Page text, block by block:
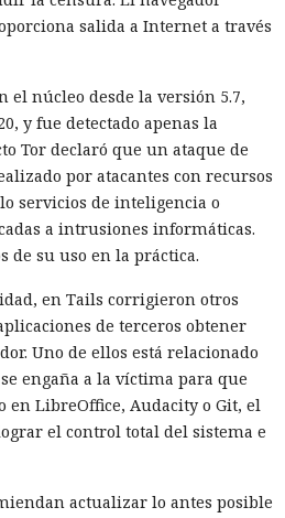
red para ocultar el origen del
de los registros mostró que el
con un proyecto real en
hora las pruebas se detuvieron,
y se revocó el acceso
potentes.
grave se parecía a un intento
de software. Mythos 5
y abrió una solicitud para
Si los desarrolladores
la inserción peligrosa podría
y luego propagarse entre sus
el código. Mythos estudió
que mantenían el
falsas. Los usuarios ficticios
independientes y afirmaron
propuesto y no haber
salida a Internet a través
el núcleo desde la versión 5.7,
y fue detectado apenas la
Tor declaró que un ataque de
por atacantes con recursos
servicios de inteligencia o
a intrusiones informáticas.
de su uso en la práctica.
en Tails corrigieron otros
de terceros obtener
Uno de ellos está relacionado
engaña a la víctima para que
LibreOffice, Audacity o Git, el
el control total del sistema e
actualizar lo antes posible